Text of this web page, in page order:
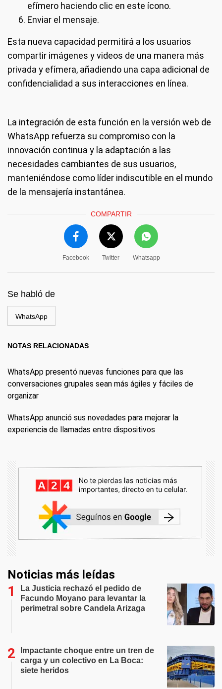
efímero haciendo clic en este ícono.
Enviar el mensaje.
Esta nueva capacidad permitirá a los usuarios
compartir imágenes y videos de una manera más
privada y efímera, añadiendo una capa adicional de
confidencialidad a sus interacciones en línea.
La integración de esta función en la versión web de
WhatsApp refuerza su compromiso con la
innovación continua y la adaptación a las
necesidades cambiantes de sus usuarios,
manteniéndose como líder indiscutible en el mundo
de la mensajería instantánea.
COMPARTIR
Facebook Twitter Whatsapp
Se habló de
WhatsApp
NOTAS RELACIONADAS
WhatsApp presentó nuevas funciones para que las
conversaciones grupales sean más ágiles y fáciles de
organizar
WhatsApp anunció sus novedades para mejorar la
experiencia de llamadas entre dispositivos
Noticias más leídas
La Justicia rechazó el pedido de
Facundo Moyano para levantar la
perimetral sobre Candela Arizaga
Impactante choque entre un tren de
carga y un colectivo en La Boca:
siete heridos